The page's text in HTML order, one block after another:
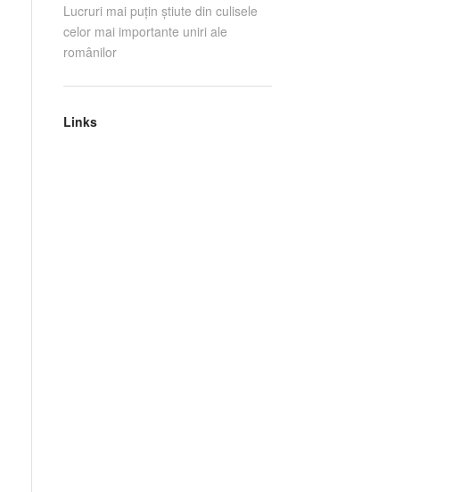
Lucruri mai puţin ştiute din culisele
celor mai importante uniri ale
românilor
Links